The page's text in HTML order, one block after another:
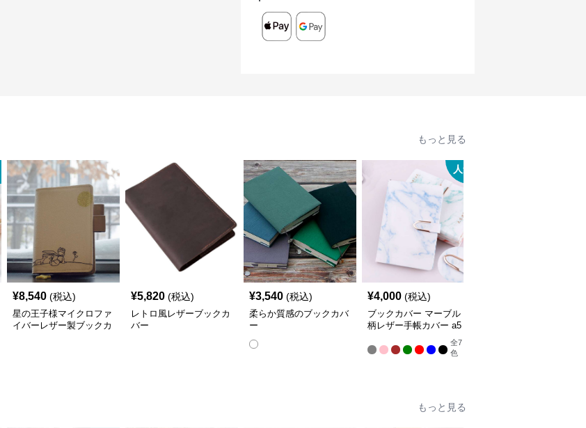
もっと見る
¥8,540 (税込)
星の王子様マイクロファ
イバーレザー製ブックカ
¥5,820 (税込)
レトロ風レザーブックカ
バー
¥3,540 (税込)
柔らか質感のブックカバ
ー
人気
¥4,000 (税込)
ブックカバー マーブル
柄レザー手帳カバー a5
全7
色
もっと見る